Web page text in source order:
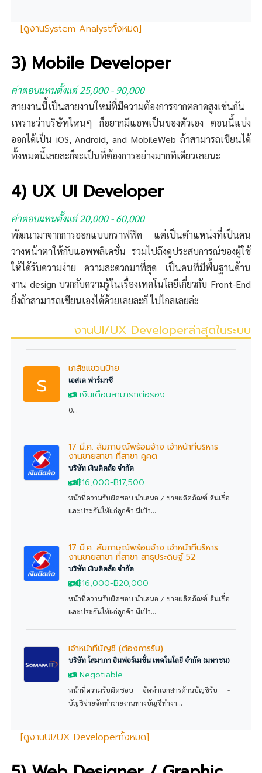
[ดูงานSystem Analystทั้งหมด]
3) Mobile Developer
ค่าตอบแทนตั้งแต่ 25,000 - 90,000
สายงานนี้เป็นสายงานใหม่ที่มีความต้องการจากตลาดสูงเช่นกัน
เพราะว่าบริษัทไหนๆ ก็อยากมีแอพเป็นของตัวเอง ตอนนี้แบ่ง
ออกได้เป็น iOS, Android, and MobileWeb ถ้าสามารถเขียนได้
ทั้งหมดนี้เลยละก็จะเป็นที่ต้องการอย่างมากทีเดียวเลยนะ
4) UX UI Developer
ค่าตอบแทนตั้งแต่ 20,000 - 60,000
พัฒนามาจากการออกแบบกราฟฟิค แต่เป็นตำแหน่งที่เป็นคน
วางหน้าตาให้กับแอพพลิเคชั่น รวมไปถึงดูประสบการณ์ของผู้ใช้
ให้ได้รับความง่าย ความสะดวกมาที่สุด เป็นคนที่มีพื้นฐานด้าน
งาน design บวกกับความรู้ในเรื่องเทคโนโลยีเกี่ยวกับ Front-End
ยิ่งถ้าสามารถเขียนเองได้ด้วยเลยละก็ ไปไกลเลยล่ะ
งานUI/UX Developerล่าสุดในระบบ
s เภสัชแขวนป้าย
เอสเค ฟาร์มาซี
เงินเดือนสามารถต่อรอง
0...
17 มี.ค. สัมภาษณ์พร้อมจ้าง เจ้าหน้าที่บริหาร
งานขายสาขา ที่สาขา คูคต
บริษัท เงินติดล้อ จำกัด
฿16,000-฿17,500
หน้าที่ความรับผิดชอบ นำเสนอ / ขายผลิตภัณฑ์ สินเชื่อ
และประกันให้แก่ลูกค้า มีเป้า...
17 มี.ค. สัมภาษณ์พร้อมจ้าง เจ้าหน้าที่บริหาร
งานขายสาขา ที่สาขา สาธุประดิษฐ์ 52
บริษัท เงินติดล้อ จำกัด
฿16,000-฿20,000
หน้าที่ความรับผิดชอบ นำเสนอ / ขายผลิตภัณฑ์ สินเชื่อ
และประกันให้แก่ลูกค้า มีเป้า...
เจ้าหน้าที่บัญชี (ต้องการรับ)
บริษัท โสมาภา อินฟอร์เมชั่น เทคโนโลยี จำกัด (มหาชน)
Negotiable
หน้าที่ความรับผิดชอบ จัดทำเอกสารด้านบัญชีรับ -
บัญชีจ่ายจัดทำรายงานทางบัญชีทำงา...
[ดูงานUI/UX Developerทั้งหมด]